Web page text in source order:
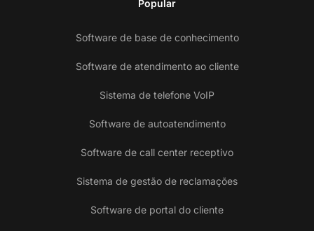
Popular
Software de base de conhecimento
Software de atendimento ao cliente
Sistema de telefone VoIP
Software de autoatendimento
Software de call center receptivo
Sistema de gestão de reclamações
Software de portal do cliente